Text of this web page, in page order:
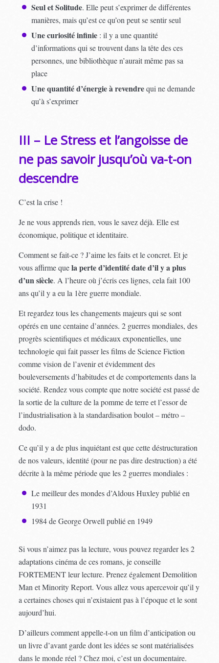
Seul et Solitude. Elle peut s’exprimer de différentes
manières, mais qu’est ce qu’on peut se sentir seul
Une curiosité infinie : il y a une quantité
d’informations qui se trouvent dans la tête des ces
personnes, une bibliothèque n’aurait même pas sa
place
Une quantité d’énergie à revendrequi ne demande
qu’à s’exprimer
III – Le Stress et l’angoisse de
ne pas savoir jusqu’où va-t-on
descendre
C’est la crise !
Je ne vous apprends rien, vous le savez déjà. Elle est
économique, politique et identitaire.
Comment se fait-ce ? J’aime les faits et le concret. Et je
vous affirme quela perte d’identité date d’il y a plus
d’un siècle. A l’heure où j’écris ces lignes, cela fait 100
ans qu’il y a eu la 1ère guerre mondiale.
Et regardez tous les changements majeurs qui se sont
opérés en une centaine d’années. 2 guerres mondiales, des
progrès scientifiques et médicaux exponentielles, une
technologie qui fait passer les films de Science Fiction
comme vision de l’avenir et évidemment des
bouleversements d’habitudes et de comportements dans la
société. Rendez vous compte que notre société est passé de
la sortie de la culture de la pomme de terre et l’essor de
l’industrialisation à la standardisation boulot – métro –
dodo.
Ce qu’il y a de plus inquiétant est que cette déstructuration
de nos valeurs, identité (pour ne pas dire destruction) a été
décrite à la même période que les 2 guerres mondiales :
Le meilleur des mondes d’Aldous Huxley publié en
1931
1984 de George Orwell publié en 1949
Si vous n’aimez pas la lecture, vous pouvez regarder les 2
adaptations cinéma de ces romans, je conseille
FORTEMENT leur lecture. Prenez également Demolition
Man et Minority Report. Vous allez vous apercevoir qu’il y
a certaines choses qui n’existaient pas à l’époque et le sont
aujourd’hui.
D’ailleurs comment appelle-t-on un film d’anticipation ou
un livre d’avant garde dont les idées se sont matérialisées
dans le monde réel ? Chez moi, c’est un documentaire.